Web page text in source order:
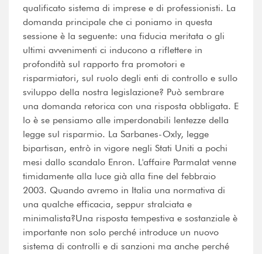
qualificato sistema di imprese e di professionisti. La
domanda principale che ci poniamo in questa
sessione è la seguente: una fiducia meritata o gli
ultimi avvenimenti ci inducono a riflettere in
profondità sul rapporto fra promotori e
risparmiatori, sul ruolo degli enti di controllo e sullo
sviluppo della nostra legislazione? Può sembrare
una domanda retorica con una risposta obbligata. E
lo è se pensiamo alle imperdonabili lentezze della
legge sul risparmio. La Sarbanes-Oxly, legge
bipartisan, entrò in vigore negli Stati Uniti a pochi
mesi dallo scandalo Enron. L'affaire Parmalat venne
timidamente alla luce già alla fine del febbraio
2003. Quando avremo in Italia una normativa di
una qualche efficacia, seppur stralciata e
minimalista?Una risposta tempestiva e sostanziale è
importante non solo perché introduce un nuovo
sistema di controlli e di sanzioni ma anche perché